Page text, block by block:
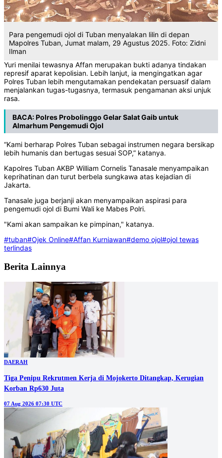
Para pengemudi ojol di Tuban menyalakan lilin di depan
Mapolres Tuban, Jumat malam, 29 Agustus 2025. Foto: Zidni
Ilman
Yuri menilai tewasnya Affan merupakan bukti adanya tindakan
represif aparat kepolisian. Lebih lanjut, ia mengingatkan agar
Polres Tuban lebih mengutamakan pendekatan persuasif dalam
menjalankan tugas-tugasnya, termasuk pengamanan aksi unjuk
rasa.
BACA:Polres Probolinggo Gelar Salat Gaib untuk
Almarhum Pengemudi Ojol
“Kami berharap Polres Tuban sebagai instrumen negara bersikap
lebih humanis dan bertugas sesuai SOP,” katanya.
Kapolres Tuban AKBP William Cornelis Tanasale menyampaikan
keprihatinan dan turut berbela sungkawa atas kejadian di
Jakarta.
Tanasale juga berjanji akan menyampaikan aspirasi para
pengemudi ojol di Bumi Wali ke Mabes Polri.
"Kami akan sampaikan ke pimpinan," katanya.
#tuban#Ojek Online#Affan Kurniawan#demo ojol#ojol tewas
terlindas
Berita Lainnya
DAERAH
Tiga Penipu Rekrutmen Kerja di Mojokerto Ditangkap, Kerugian
Korban Rp630 Juta
07 Aug 2026 07:30 UTC